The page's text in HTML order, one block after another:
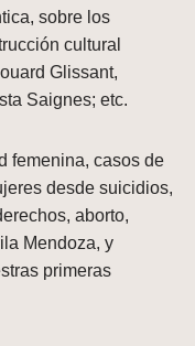
sobre los
cultural
Glissant,
Saignes; etc.
femenina, casos de
desde suicidios,
aborto,
Mendoza, y
primeras